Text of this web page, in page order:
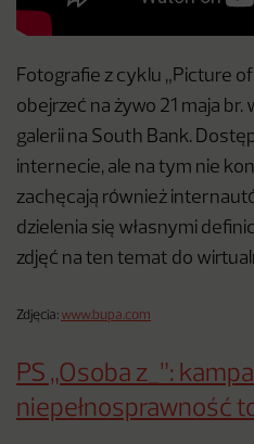
Fotografie z cyklu „Picture
obejrzeć na żywo 21 maja
galerii na South Bank.
internecie, ale na tym nie
zachęcają również
dzielenia się własnymi
zdjęć na ten temat do
Zdjęcia: www.bupa.com
PS „Osoba z_”:
niepełnosprawność